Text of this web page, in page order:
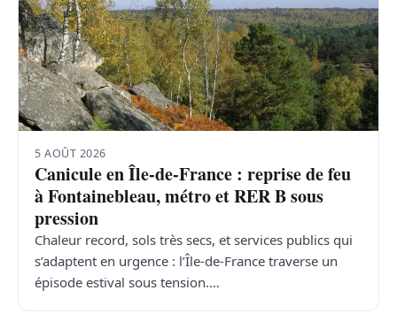
5 AOÛT 2026
Canicule en Île-de-France : reprise de feu
à Fontainebleau, métro et RER B sous
pression
Chaleur record, sols très secs, et services publics qui
s’adaptent en urgence : l’Île-de-France traverse un
épisode estival sous tension.…